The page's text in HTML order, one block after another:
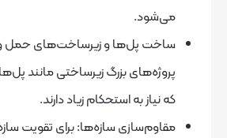
پل‌ها و زیرساخت‌های حمل و نقل: استفاده
بزرگ زیرساختی مانند پل‌ها، تونل‌ها و
به استحکام زیاد دارند.
سازه‌ها: برای تقویت سازه‌های قدیمی و